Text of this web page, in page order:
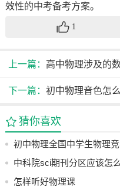
效性的中考备考方案。
1
上一篇： 高中物理涉及的数
下一篇： 初中物理音色怎
猜你喜欢
初中物理全国中学生物理
中科院sci期刊分区应该怎
些??
怎样听好物理课